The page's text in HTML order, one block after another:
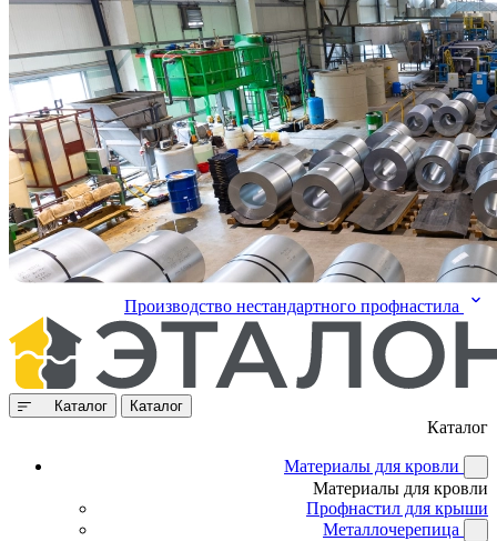
Производство нестандартного профнастила
Каталог Каталог
Каталог
Материалы для кровли
Материалы для кровли
Профнастил для крыши
Металлочерепица